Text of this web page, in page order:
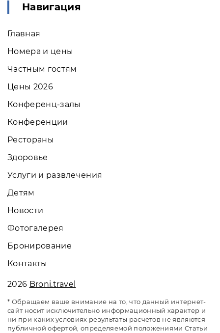
Навигация
Главная
Номера и цены
Частным гостям
Цены 2026
Конференц-залы
Конференции
Рестораны
Здоровье
Услуги и развлечения
Детям
Новости
Фотогалерея
Бронирование
Контакты
2026 Broni.travel
* Обращаем ваше внимание на то, что данный интернет-
сайт носит исключительно информационный характер и
ни при каких условиях результаты расчетов не являются
публичной офертой, определяемой положениями Статьи